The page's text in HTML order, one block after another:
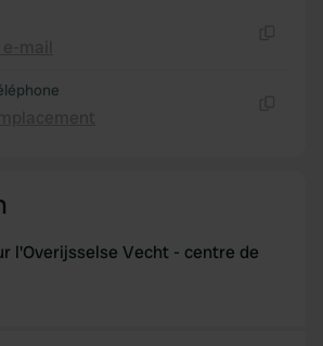
l'Overijsselse Vecht - centre de